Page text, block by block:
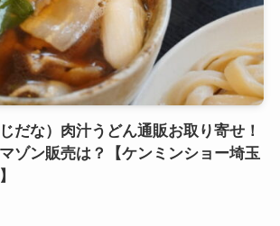
だな）肉汁うどん通販お取り寄せ！
ゾン販売は？【ケンミンショー埼玉